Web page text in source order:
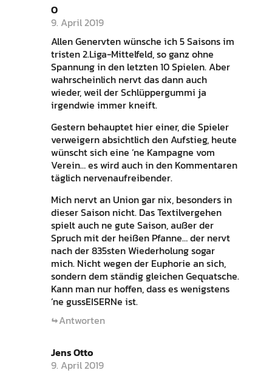
O
9. April 2019
Allen Genervten wünsche ich 5 Saisons im
tristen 2.Liga-Mittelfeld, so ganz ohne
Spannung in den letzten 10 Spielen. Aber
wahrscheinlich nervt das dann auch
wieder, weil der Schlüppergummi ja
irgendwie immer kneift.
Gestern behauptet hier einer, die Spieler
verweigern absichtlich den Aufstieg, heute
wünscht sich eine ’ne Kampagne vom
Verein… es wird auch in den Kommentaren
täglich nervenaufreibender.
Mich nervt an Union gar nix, besonders in
dieser Saison nicht. Das Textilvergehen
spielt auch ne gute Saison, außer der
Spruch mit der heißen Pfanne… der nervt
nach der 835sten Wiederholung sogar
mich. Nicht wegen der Euphorie an sich,
sondern dem ständig gleichen Gequatsche.
Kann man nur hoffen, dass es wenigstens
’ne gussEISERNe ist.
Antworten
Jens Otto
9. April 2019